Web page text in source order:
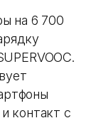
на 6 700
контакт с